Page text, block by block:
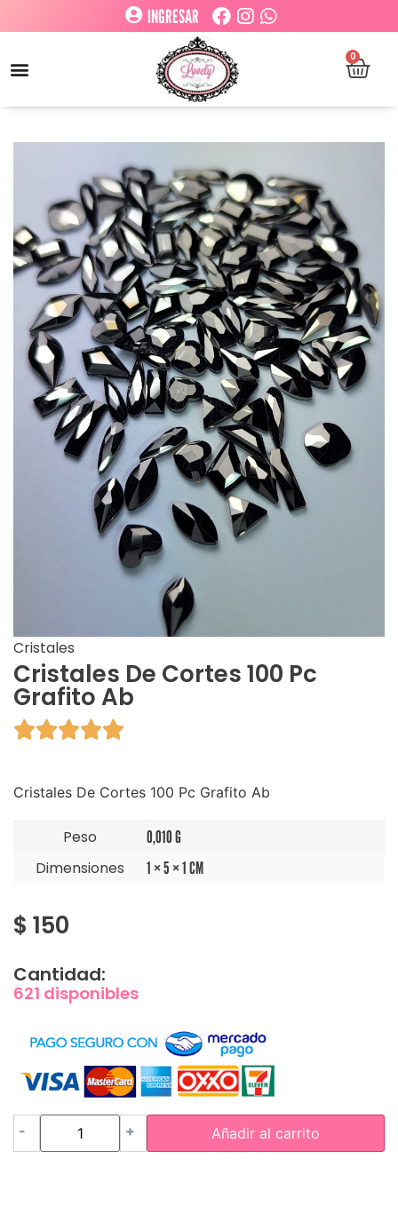
INGRESAR
0
Cristales
Cristales De Cortes 100 Pc
Grafito Ab

Cristales De Cortes 100 Pc Grafito Ab
Peso 0,010 G
Dimensiones 1 × 5 × 1 CM
$ 150
Cantidad:
621 disponibles
- + Añadir al carrito